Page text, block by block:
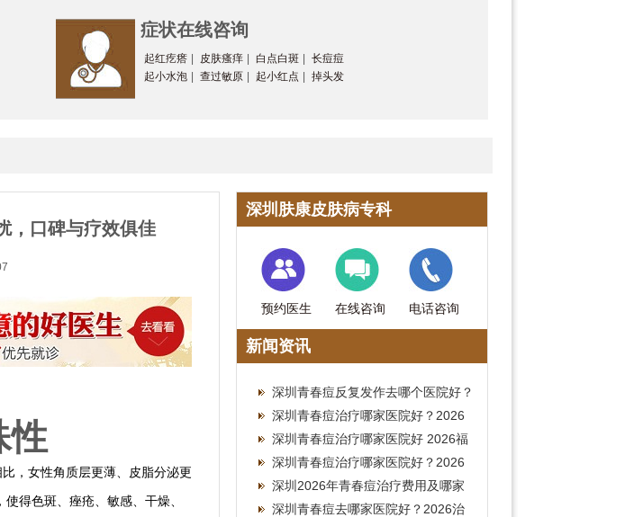
症状在线咨询
起红疙瘩 皮肤瘙痒 白点白斑
长痘痘
起小水泡
查过敏原 起小红点 掉头发
，口碑与疗效俱佳
性
，女性角质层更薄、皮脂分泌更
得色斑、痤疮、敏感、干燥、
深圳肤康皮肤病专科
预约医生 在线咨询 电话咨询
新闻资讯
深圳青春痘反复发作去哪个医院好？
2026南山皮肤科治疗费用参考
深圳青春痘治疗哪家医院好？2026
皮肤科就诊费用全攻略
深圳青春痘治疗哪家医院好 2026福
田皮肤科祛痘费用参考
深圳青春痘治疗哪家医院好？2026
南山皮肤科就诊费用参考
深圳2026年青春痘治疗费用及哪家
医院好全指南
深圳青春痘去哪家医院好？2026治